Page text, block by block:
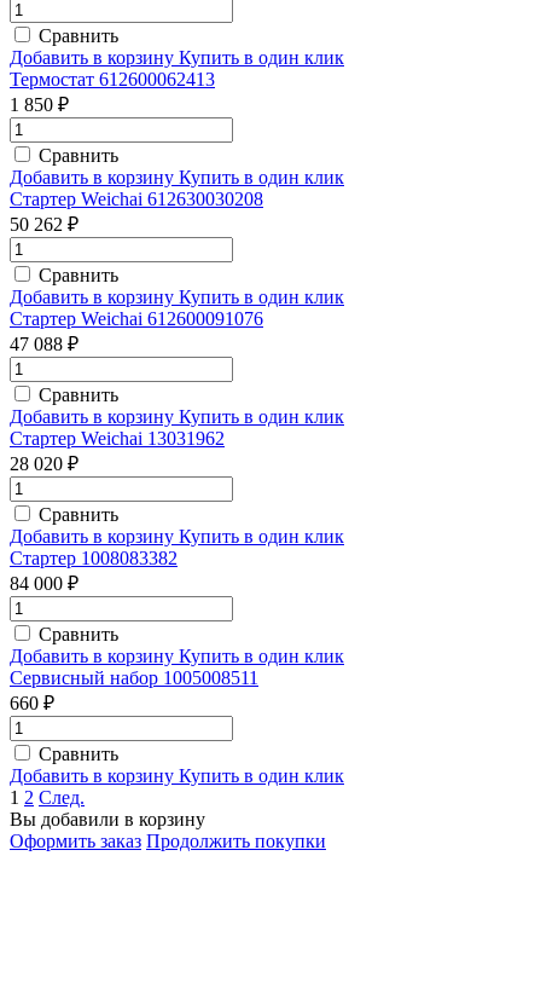
Сравнить
Добавить в корзину Купить в один клик
Термостат 612600062413
1 850 ₽
Сравнить
Добавить в корзину Купить в один клик
Стартер Weichai 612630030208
50 262 ₽
Сравнить
Добавить в корзину Купить в один клик
Стартер Weichai 612600091076
47 088 ₽
Сравнить
Добавить в корзину Купить в один клик
Стартер Weichai 13031962
28 020 ₽
Сравнить
Добавить в корзину Купить в один клик
Стартер 1008083382
84 000 ₽
Сравнить
Добавить в корзину Купить в один клик
Сервисный набор 1005008511
660 ₽
Сравнить
Добавить в корзину Купить в один клик
1 2 След.
Вы добавили в корзину
Оформить заказ Продолжить покупки